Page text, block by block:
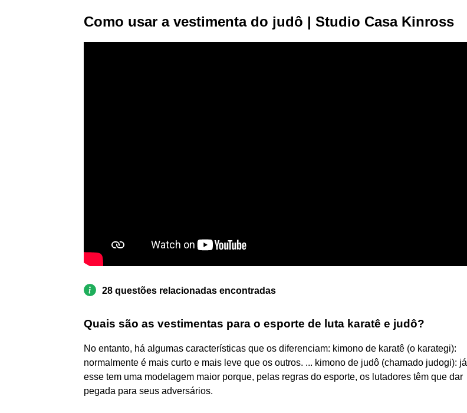
Como usar a vestimenta do judô | Studio Casa Kinross
28 questões relacionadas encontradas
Quais são as vestimentas para o esporte de luta karatê e judô?
No entanto, há algumas características que os diferenciam: kimono de karatê (o karategi):
normalmente é mais curto e mais leve que os outros. ... kimono de judô (chamado judogi): já
esse tem uma modelagem maior porque, pelas regras do esporte, os lutadores têm que dar
pegada para seus adversários.